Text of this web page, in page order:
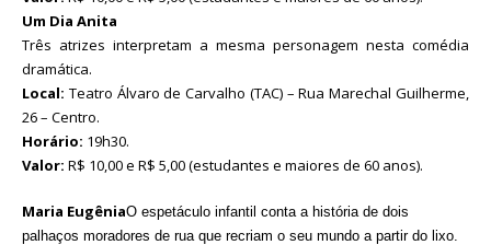
Um Dia Anita
Três atrizes interpretam a mesma personagem nesta comédia
dramática.
Local: Teatro Álvaro de Carvalho (TAC) – Rua Marechal Guilherme,
26 – Centro.
Horário: 19h30.
Valor: R$ 10,00 e R$ 5,00 (estudantes e maiores de 60 anos).
Maria EugêniaO espetáculo infantil conta a história de dois
palhaços moradores de rua que recriam o seu mundo a partir do lixo.